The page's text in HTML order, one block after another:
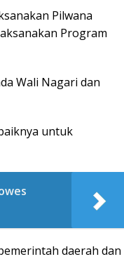
Pilwana
Program
Wali Nagari dan
untuk
daerah dan